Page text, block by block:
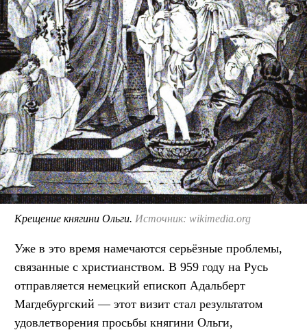
Крещение княгини Ольги. Источник: wikimedia.org
Уже в это время намечаются серьёзные проблемы,
связанные с христианством. В 959 году на Русь
отправляется немецкий епископ Адальберт
Магдебургский — этот визит стал результатом
удовлетворения просьбы княгини Ольги,